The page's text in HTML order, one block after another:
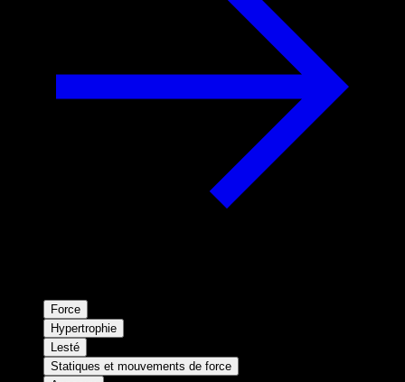
Force
Hypertrophie
Lesté
Statiques et mouvements de force